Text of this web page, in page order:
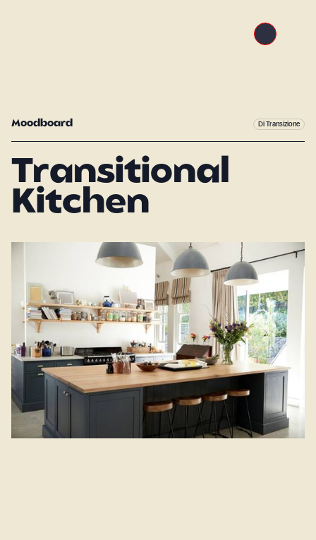
Moodboard Di Transizione
Transitional
Kitchen